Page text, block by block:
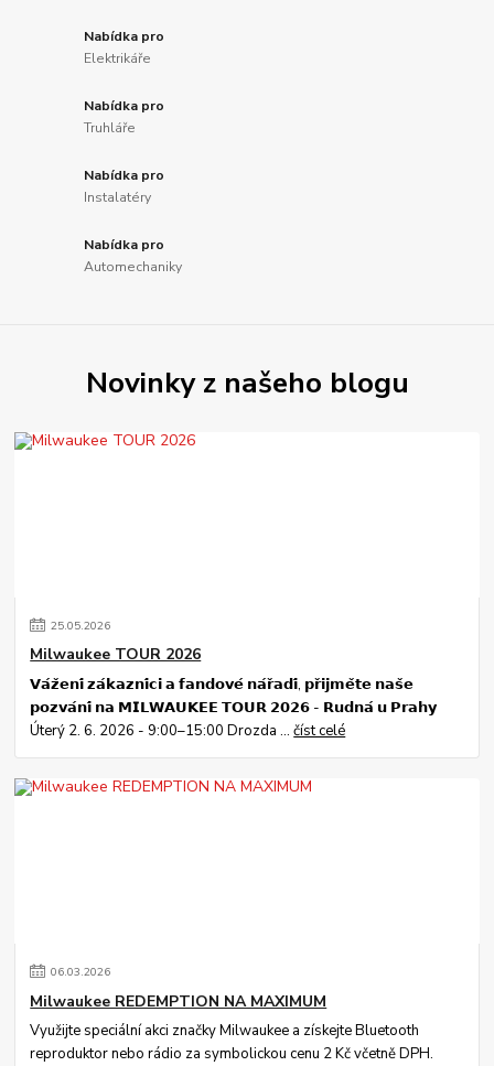
Nabídka pro
Elektrikáře
Nabídka pro
Truhláře
Nabídka pro
Instalatéry
Nabídka pro
Automechaniky
Novinky z našeho blogu
25.05.2026
Milwaukee TOUR 2026
𝗩𝗮́𝘇̌𝗲𝗻𝗶́ 𝘇𝗮́𝗸𝗮𝘇𝗻𝗶́𝗰𝗶 𝗮 𝗳𝗮𝗻𝗱𝗼𝘃𝗲́ 𝗻𝗮́𝗿̌𝗮𝗱𝗶́, 𝗽𝗿̌𝗶𝗷𝗺𝗲̌𝘁𝗲 𝗻𝗮𝘀̌𝗲
𝗽𝗼𝘇𝘃𝗮́𝗻𝗶́ 𝗻𝗮 𝗠𝗜𝗟𝗪𝗔𝗨𝗞𝗘𝗘 𝗧𝗢𝗨𝗥 𝟮𝟬𝟮𝟲 - 𝗥𝘂𝗱𝗻𝗮́ 𝘂 𝗣𝗿𝗮𝗵𝘆
Úterý 2. 6. 2026 - 9:00–15:00 Drozda ...číst celé
06.03.2026
Milwaukee REDEMPTION NA MAXIMUM
Využijte speciální akci značky Milwaukee a získejte Bluetooth
reproduktor nebo rádio za symbolickou cenu 2 Kč včetně DPH.